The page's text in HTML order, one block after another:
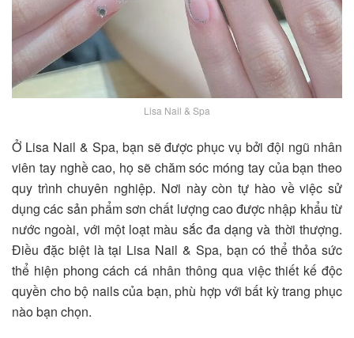
Lisa Nail & Spa
Ở Lisa Nail & Spa, bạn sẽ được phục vụ bởi đội ngũ nhân
viên tay nghề cao, họ sẽ chăm sóc móng tay của bạn theo
quy trình chuyên nghiệp. Nơi này còn tự hào về việc sử
dụng các sản phẩm sơn chất lượng cao được nhập khẩu từ
nước ngoài, với một loạt màu sắc đa dạng và thời thượng.
Điều đặc biệt là tại Lisa Nail & Spa, bạn có thể thỏa sức
thể hiện phong cách cá nhân thông qua việc thiết kế độc
quyền cho bộ nails của bạn, phù hợp với bất kỳ trang phục
nào bạn chọn.